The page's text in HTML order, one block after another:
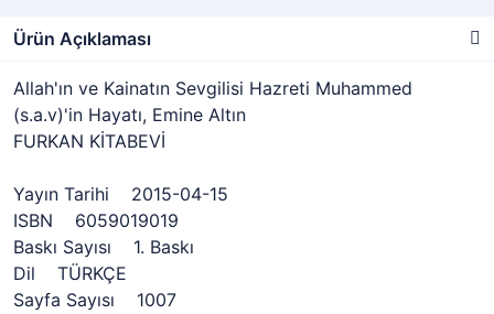
Ürün Açıklaması
Allah'ın ve Kainatın Sevgilisi Hazreti Muhammed
(s.a.v)'in Hayatı, Emine Altın
FURKAN KİTABEVİ
Yayın Tarihi 2015-04-15
ISBN 6059019019
Baskı Sayısı 1. Baskı
Dil TÜRKÇE
Sayfa Sayısı 1007